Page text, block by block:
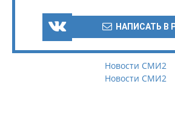
НАПИСАТЬ В
Новости СМИ2
Новости СМИ2